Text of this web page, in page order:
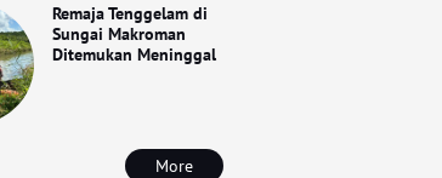
Remaja Tenggelam di
Sungai Makroman
Ditemukan Meninggal
More